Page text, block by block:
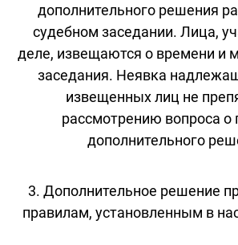
дополнительного решения
судебном заседании. Лица,
деле, извещаются о времени и
заседания. Неявка
извещенных лиц не
рассмотрению вопроса о
дополнительного
3. Дополнительное решение
правилам, установленным в